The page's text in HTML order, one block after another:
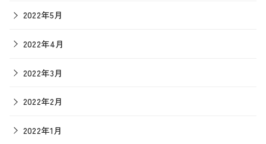
2022年5月
2022年4月
2022年3月
2022年2月
2022年1月